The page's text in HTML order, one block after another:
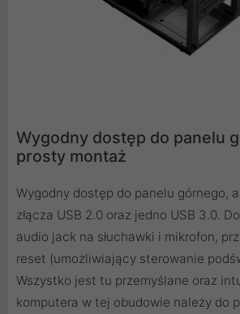
Wygodny dostęp do panelu
prosty montaż
Wygodny dostęp do panelu górnego,
złącza USB 2.0 oraz jedno USB 3.0.
audio jack na słuchawki i mikrofon,
reset (umożliwiający sterowanie
Wszystko jest tu przemyślane oraz
komputera w tej obudowie należy do